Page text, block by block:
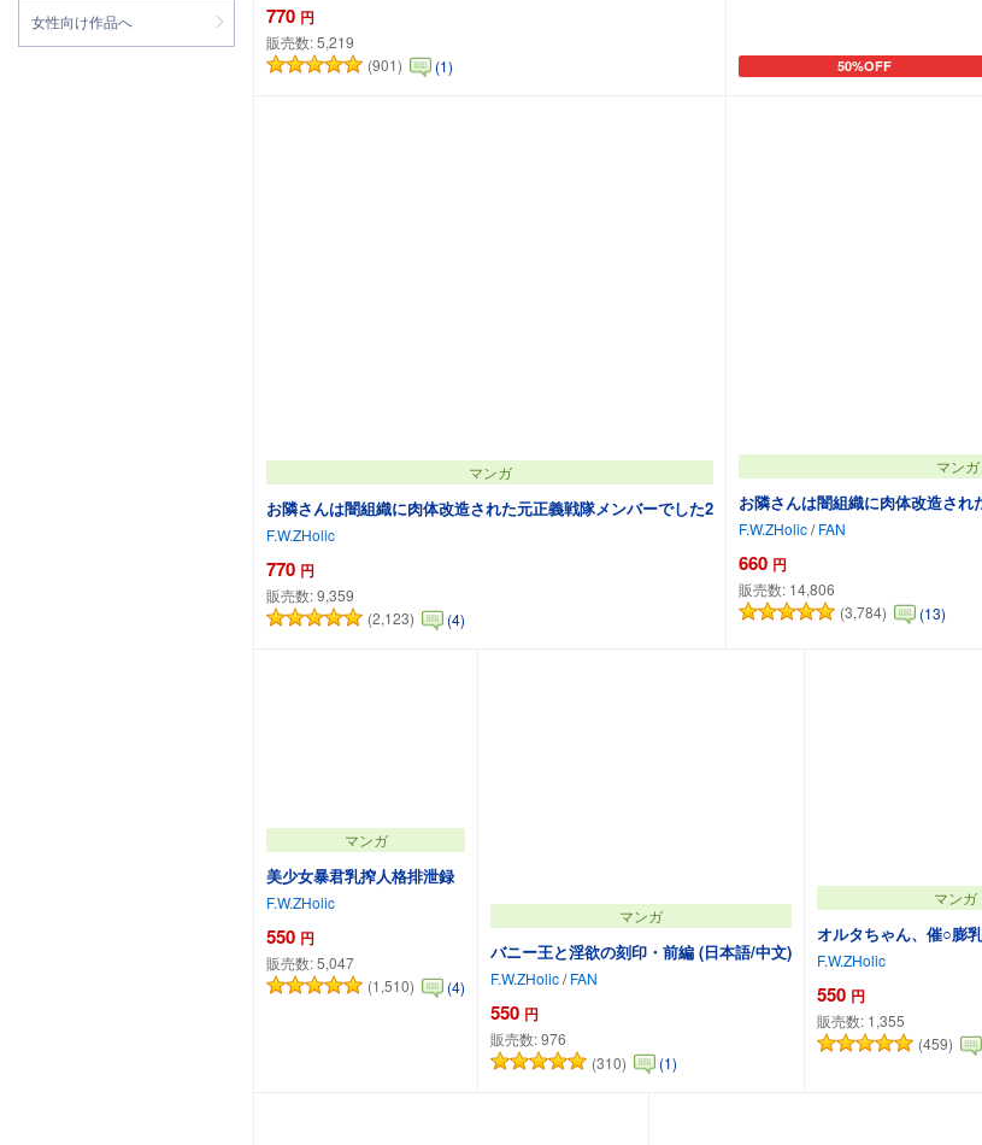
770 円
販売数:5,219
(901)
(1)カートに追加 50%OFF
カートに追加
マンガ
お隣さんは闇組織に肉体改造された元正義戦隊メンバーでした2
F.W.ZHolic
770 円
販売数:9,359
(2,123)
(4)
カートに追加
マンガ
お隣さんは闇組織に肉体改造され
F.W.ZHolic/ FAN
660 円
販売数: 14,806
(3,784)
(13)
カートに
マンガ
美少女暴君乳搾人格排泄録
F.W.ZHolic
550 円
販売数:5,047
(1,510)
(4)
マンガ
バニー王と淫欲の刻印・前編 (日本語/中文)
F.W.ZHolic/ FAN
550 円
販売数:976
(310)
(1)
カートに追加
マンガ
オルタちゃん、催○膨
F.W.ZHolic
550 円
販売数: 1,355
(459)
女性向け作品へ